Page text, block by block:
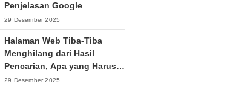
Penjelasan Google
29 Desember 2025
Halaman Web Tiba-Tiba
Menghilang dari Hasil
Pencarian, Apa yang Harus
Dilakukan?
29 Desember 2025